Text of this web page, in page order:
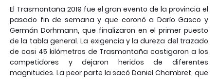
El Trasmontaña 2019 fue el gran evento de la provincia el
pasado fin de semana y que coronó a Darío Gasco y
Germán Dorhmann, que finalizaron en el primer puesto
de la tabla general. La exigencia y la dureza del trazado
de casi 45 kilómetros de Trasmontaña castigaron a los
competidores y dejaron heridos de diferentes
magnitudes. La peor parte la sacó Daniel Chambret, que